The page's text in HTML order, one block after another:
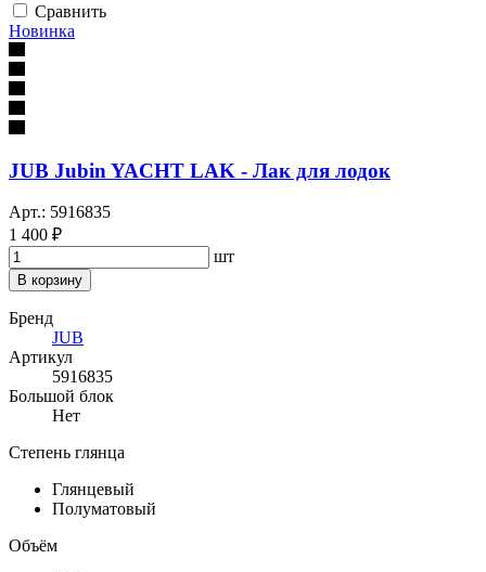
Сравнить
Новинка
JUB Jubin YACHT LAK - Лак для лодок
Арт.: 5916835
1 400 ₽
шт
В корзину
Бренд
JUB
Артикул
5916835
Большой блок
Нет
Степень глянца
Глянцевый
Полуматовый
Объём